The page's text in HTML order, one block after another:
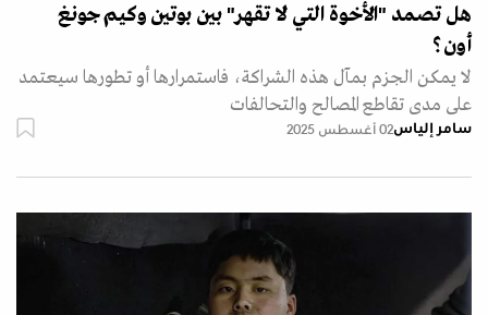
هل تصمد "الأخوة التي لا تقهر" بين بوتين وكيم جونغ
أون؟
لا يمكن الجزم بمآل هذه الشراكة، فاستمرارها أو تطورها سيعتمد
على مدى تقاطع المصالح والتحالفات
سامر إلياس02 أغسطس 2025